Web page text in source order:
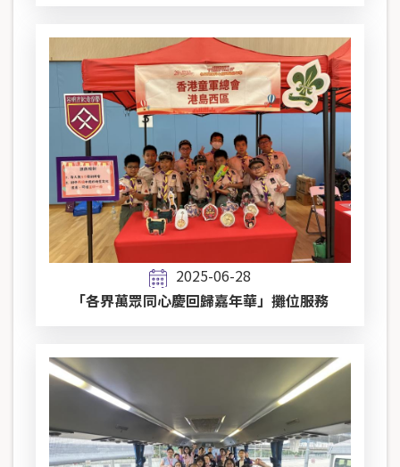
2025-06-28
「各界萬眾同心慶回歸嘉年華」攤位服務